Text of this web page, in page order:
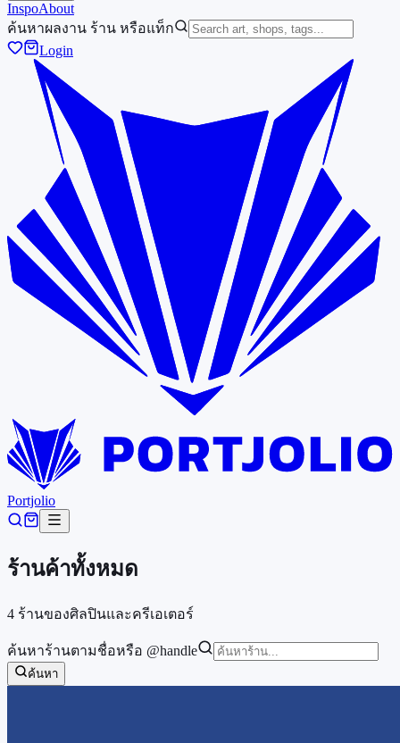
InspoAbout
ค้นหาผลงาน ร้าน หรือแท็ก
Login
Portjolio
ร้านค้าทั้งหมด
4 ร้านของศิลปินและครีเอเตอร์
ค้นหาร้านตามชื่อหรือ @handle
ค้นหา